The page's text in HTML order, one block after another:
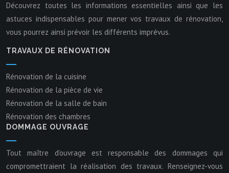
Découvrez toutes les informations essentielles ainsi que les
astuces indispensables pour mener vos travaux de rénovation,
vous pourrez ainsi prévoir les différents imprévus.
TRAVAUX DE RÉNOVATION
Rénovation de la cuisine
Rénovation de la pièce de vie
Rénovation de la salle de bain
Rénovation des chambres
DOMMAGE OUVRAGE
Tout maître d’ouvrage est responsable des dommages qui
compromettraient la réalisation des travaux. Renseignez-vous